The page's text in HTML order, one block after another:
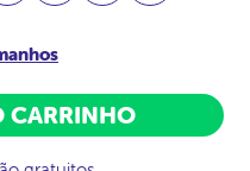
CARRINHO